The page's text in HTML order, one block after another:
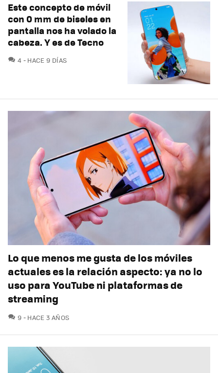
Este concepto de móvil
con 0 mm de biseles en
pantalla nos ha volado la
cabeza. Y es de Tecno
4 COMENTARIOS
HACE 9 DÍAS
Lo que menos me gusta de los móviles
actuales es la relación aspecto: ya no lo
uso para YouTube ni plataformas de
streaming
9 COMENTARIOS
HACE 3 AÑOS